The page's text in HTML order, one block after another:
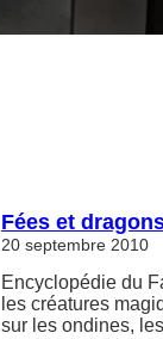
Fées et
20 septembre 2010
Encyclopédie du
les créatures
sur les ondines,